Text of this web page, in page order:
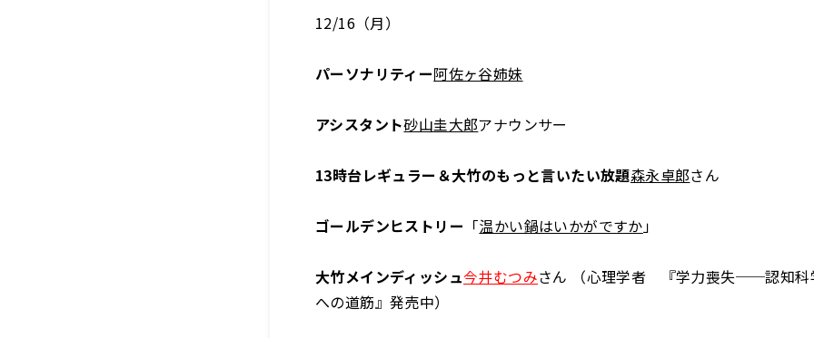
12/16（月）
パーソナリティー阿佐ヶ谷姉妹
アシスタント砂山圭大郎アナウンサー
13時台レギュラー＆大竹のもっと言いたい放題森永卓郎さん
ゴールデンヒストリー 「温かい鍋はいかがですか 」
大竹メインディッシュ今井むつみさん （心理学者 『学力喪失──認知科
への道筋』発売中）